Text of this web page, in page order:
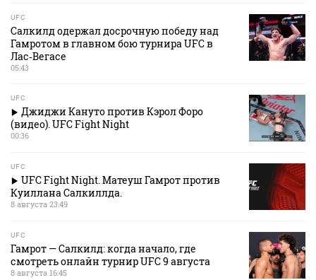
UFC
Салкилд одержал досрочную победу над
Гамротом в главном бою турнира UFC в
Лас‑Вегасе
05:43
UFC
Джиджи Кануто против Кэрол Форо
(видео). UFC Fight Night
00:36
UFC
UFC Fight Night. Матеуш Гамрот против
Куиллана Салкиллда.
8 августа 23:49
UFC
Гамрот — Салкилд: когда начало, где
смотреть онлайн турнир UFC 9 августа
8 августа 16:45